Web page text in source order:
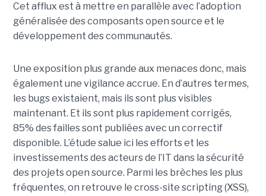
Cet afflux est à mettre en parallèle avec l’adoption
généralisée des composants open source et le
développement des communautés.
Une exposition plus grande aux menaces donc, mais
également une vigilance accrue. En d’autres termes,
les bugs existaient, mais ils sont plus visibles
maintenant. Et ils sont plus rapidement corrigés,
85% des failles sont publiées avec un correctif
disponible. L’étude salue ici les efforts et les
investissements des acteurs de l’IT dans la sécurité
des projets open source. Parmi les brèches les plus
fréquentes, on retrouve le cross-site scripting (XSS),